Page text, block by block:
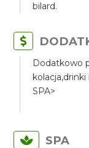
bilard.
Dodatkowo
SPA>
SPA